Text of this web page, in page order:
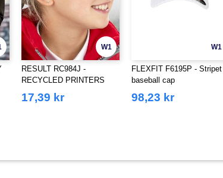
W1
RESULT RC984J -
RECYCLED PRINTERS
17,39 kr
W1
FLEXFIT F6195P - Stripet
baseball cap
98,23 kr